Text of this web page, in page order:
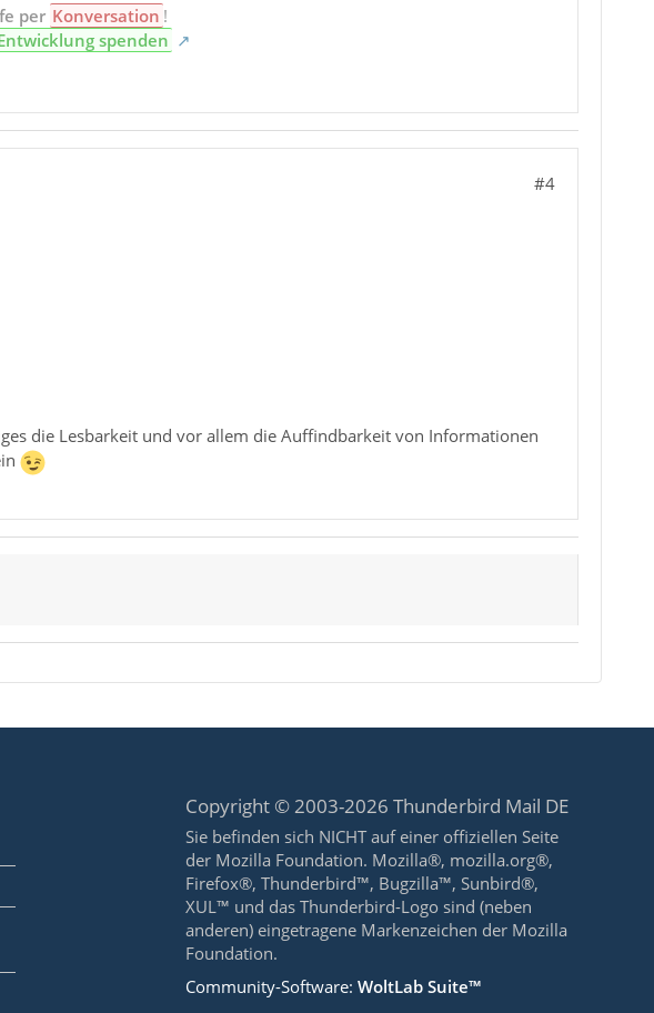
per Konversation !
spenden
#4
die Lesbarkeit und vor allem die Auffindbarkeit von Informationen
Copyright © 2003-2026 Thunderbird Mail DE
Sie befinden sich NICHT auf einer offiziellen Seite
der Mozilla Foundation. Mozilla®, mozilla.org®,
Firefox®, Thunderbird™, Bugzilla™, Sunbird®,
XUL™ und das Thunderbird-Logo sind (neben
anderen) eingetragene Markenzeichen der Mozilla
Foundation.
Community-Software:WoltLab Suite™